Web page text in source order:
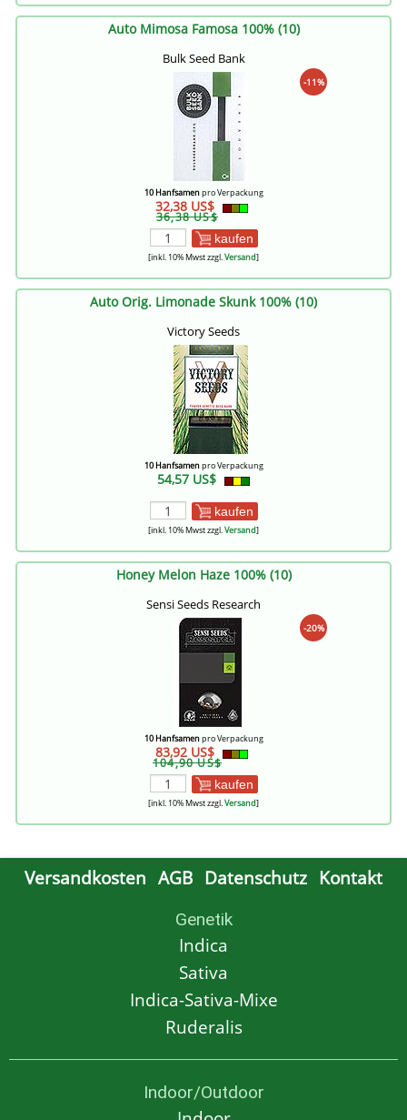
Auto Mimosa Famosa 100% (10)
Bulk Seed Bank
-11%
10 Hanfsamenpro Verpackung
32,38 US$
36,38 US$
kaufen
[inkl. 10% Mwst zzgl.Versand]
Auto Orig. Limonade Skunk 100% (10)
Victory Seeds
10 Hanfsamenpro Verpackung
54,57 US$
kaufen
[inkl. 10% Mwst zzgl.Versand]
Honey Melon Haze 100% (10)
Sensi Seeds Research
-20%
10 Hanfsamenpro Verpackung
83,92 US$
104,90 US$
kaufen
[inkl. 10% Mwst zzgl.Versand]
Versandkosten AGB Datenschutz Kontakt
Genetik
Indica
Sativa
Indica-Sativa-Mixe
Ruderalis
Indoor/Outdoor